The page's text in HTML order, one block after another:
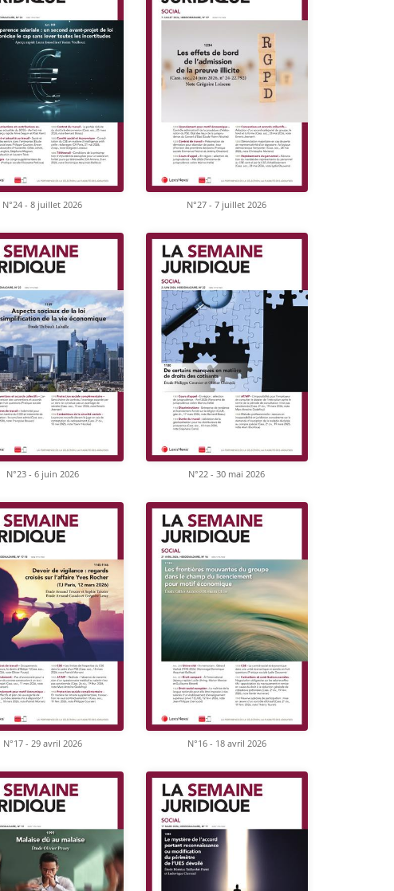
N°24 - 8 juillet 2026 N°27 - 7 juillet 2026
N°23 - 6 juin 2026 N°22 - 30 mai 2026
N°17 - 29 avril 2026 N°16 - 18 avril 2026